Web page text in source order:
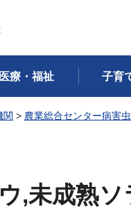
療・福祉 子育
関 > 農業総合センター病害
,未成熟